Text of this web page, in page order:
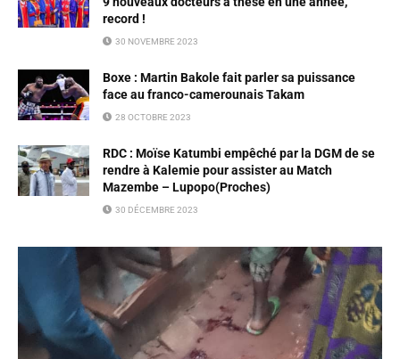
record !
30 NOVEMBRE 2023
Boxe : Martin Bakole fait parler sa puissance
face au franco-camerounais Takam
28 OCTOBRE 2023
RDC : Moïse Katumbi empêché par la DGM de se
rendre à Kalemie pour assister au Match
Mazembe – Lupopo(Proches)
30 DÉCEMBRE 2023